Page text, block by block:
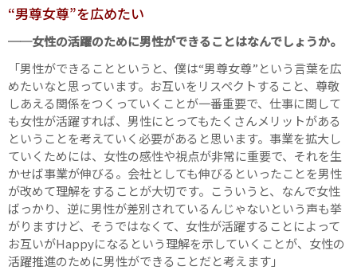
“男尊女尊”を広めたい
──女性の活躍のために男性ができることはなんでしょうか。
「男性ができることというと、僕は“男尊女尊”という言葉を広
めたいなと思っています。お互いをリスペクトすること、尊敬
しあえる関係をつくっていくことが一番重要で、仕事に関して
も女性が活躍すれば、男性にとってもたくさんメリットがある
ということを考えていく必要があると思います。事業を拡大し
ていくためには、女性の感性や視点が非常に重要で、それを生
かせば事業が伸びる。会社としても伸びるといったことを男性
が改めて理解をすることが大切です。こういうと、なんで女性
ばっかり、逆に男性が差別されているんじゃないという声も挙
がりますけど、そうではなくて、女性が活躍することによって
お互いがHappyになるという理解を示していくことが、女性の
活躍推進のために男性ができることだと考えます」